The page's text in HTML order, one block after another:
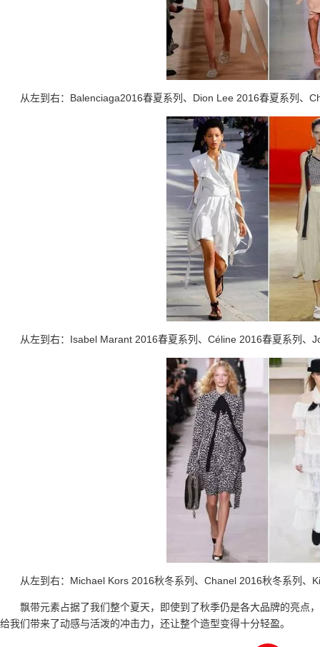
从左到右：Balenciaga2016春夏系列、Dion Lee 2016春夏系列、
从左到右：Isabel Marant 2016春夏系列、Céline 2016春夏系列、
从左到右：Michael Kors 2016秋冬系列、Chanel 2016秋冬系列、
飘带元素占据了我们整个夏天，即使到了秋季仍是各大品牌的亮点
给我们带来了动感与活泼的冲击力，还让整个造型变得十分轻盈。